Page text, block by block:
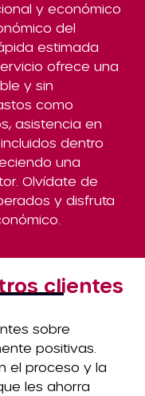
y económico
del
estimada
ofrece una
y sin
como
asistencia en
dentro
una
Olvídate de
y disfruta
clientes
sobre
positivas.
el proceso y la
les ahorra